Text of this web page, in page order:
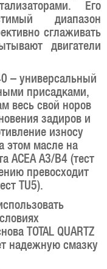
Его
диапазон
сглаживать
двигатели
– универсальный
присадками,
весь свой норов
задиров и
износу
этом масле на
ACEA A3/B4 (тест
превосходит
TU5).
TOTAL QUARTZ
надежную смазку